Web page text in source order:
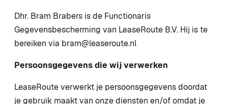
Dhr. Bram Brabers is de Functionaris
Gegevensbescherming van LeaseRoute B.V. Hij is te
bereiken via bram@leaseroute.nl
Persoonsgegevens die wij verwerken
LeaseRoute verwerkt je persoonsgegevens doordat
je gebruik maakt van onze diensten en/of omdat je